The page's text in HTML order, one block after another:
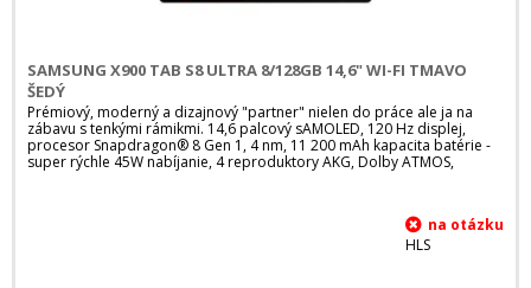
SAMSUNG X900 TAB S8 ULTRA 8/128GB 14,6" WI-FI TMAVO
ŠEDÝ
Prémiový, moderný a dizajnový "partner" nielen do práce ale ja na
zábavu s tenkými rámikmi. 14,6 palcový sAMOLED, 120 Hz displej,
procesor Snapdragon® 8 Gen 1, 4 nm, 11 200 mAh kapacita batérie -
super rýchle 45W nabíjanie, 4 reproduktory AKG, Dolby ATMOS,
HLS